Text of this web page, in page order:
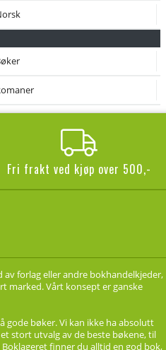
Fri frakt ved kjøp over 500,-
av forlag eller andre bokhandelkjeder,
marked. Vårt konsept er ganske
gode bøker. Vi kan ikke ha absolutt
stort utvalg av de beste bøkene, til
finner du alltid en god bok,